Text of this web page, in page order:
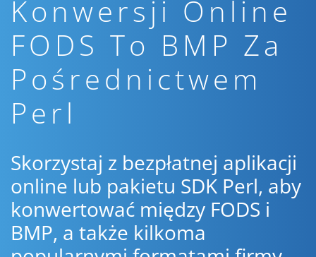
Konwersji Online
FODS To BMP Za
Pośrednictwem
Perl
Skorzystaj z bezpłatnej aplikacji
online lub pakietu SDK Perl, aby
konwertować między FODS i
BMP, a także kilkoma